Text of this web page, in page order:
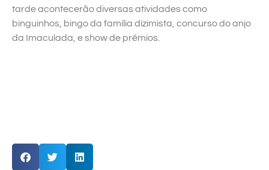
tarde acontecerão diversas atividades como
binguinhos, bingo da família dizimista, concurso do anjo
da Imaculada, e show de prêmios.